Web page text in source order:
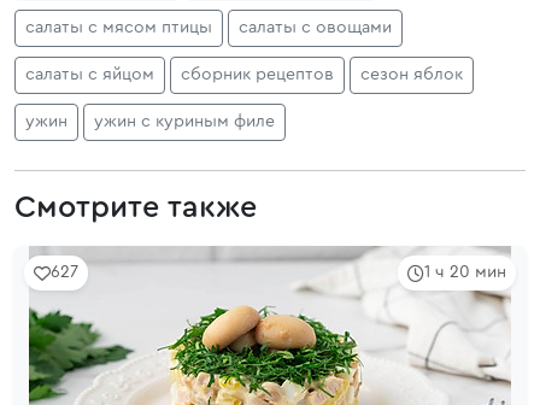
салаты с мясом птицы салаты с овощами
салаты с яйцом сборник рецептов сезон яблок
ужин ужин с куриным филе
Смотрите также
1 ч 20 мин
627